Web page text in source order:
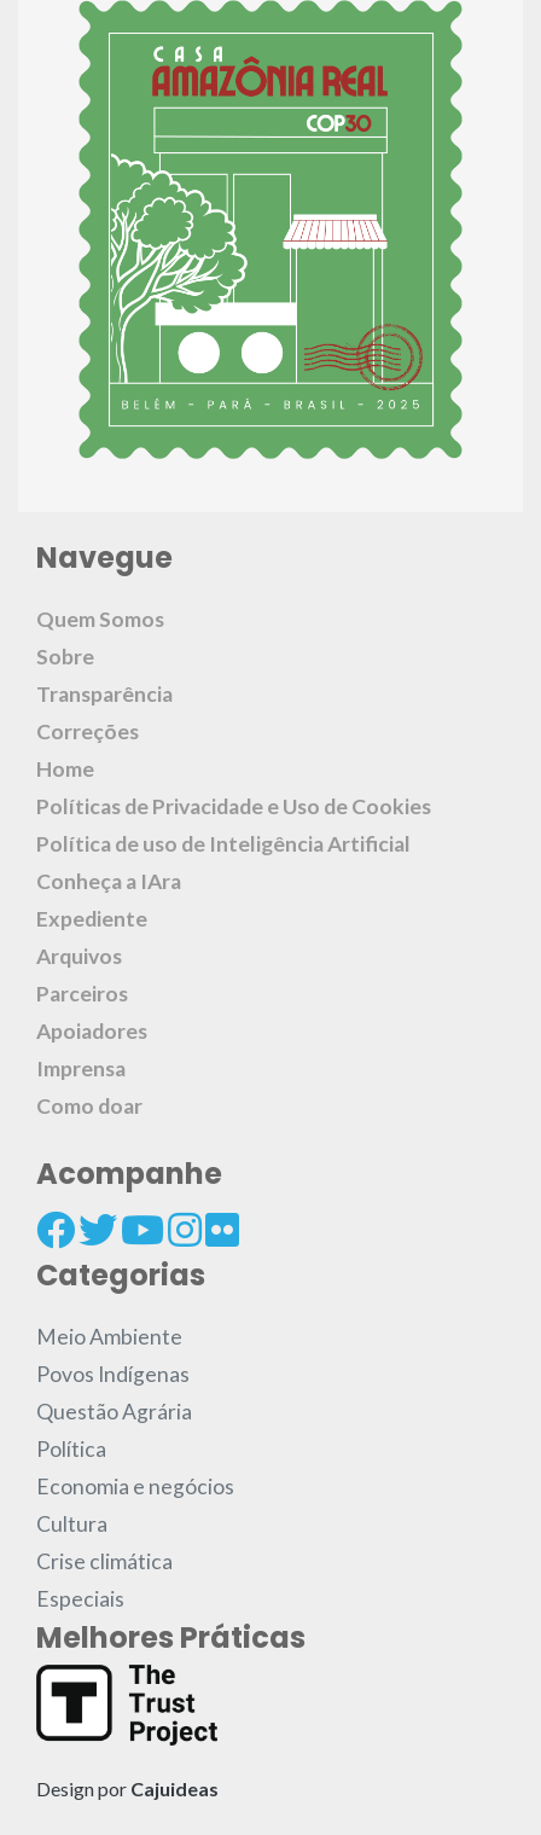
Navegue
Quem Somos
Sobre
Transparência
Correções
Home
Políticas de Privacidade e Uso de Cookies
Política de uso de Inteligência Artificial
Conheça a IAra
Expediente
Arquivos
Parceiros
Apoiadores
Imprensa
Como doar
Acompanhe
Categorias
Meio Ambiente
Povos Indígenas
Questão Agrária
Política
Economia e negócios
Cultura
Crise climática
Especiais
Melhores Práticas
Design por Cajuideas